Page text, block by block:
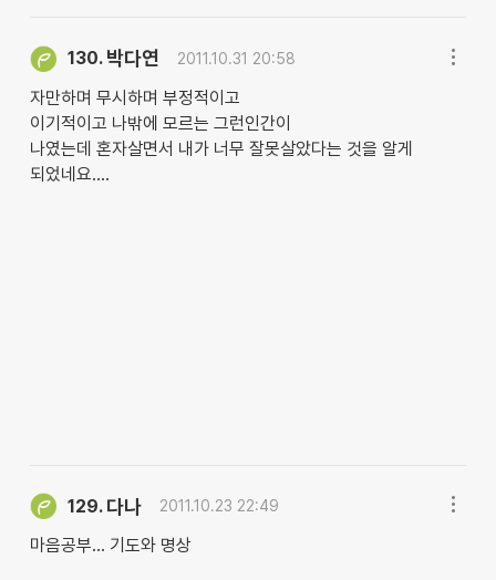
130. 박다연 2011.10.31 20:58
자만하며 무시하며 부정적이고
이기적이고 나밖에 모르는 그런인간이
나였는데 혼자살면서 내가 너무 잘못살았다는 것을 알게
되었네요....
129. 다나 2011.10.23 22:49
마음공부... 기도와 명상